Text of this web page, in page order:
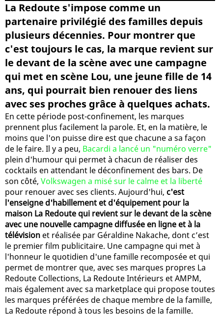
La Redoute s'impose comme un
partenaire privilégié des familles depuis
plusieurs décennies. Pour montrer que
c'est toujours le cas, la marque revient sur
le devant de la scène avec une campagne
qui met en scène Lou, une jeune fille de 14
ans, qui pourrait bien renouer des liens
avec ses proches grâce à quelques achats.
En cette période post-confinement, les marques
prennent plus facilement la parole. Et, en la matière, le
moins que l'on puisse dire est que chacune a sa façon
de le faire. Il y a peu, Bacardi a lancé un "numéro verre"
plein d'humour qui permet à chacun de réaliser des
cocktails en attendant le déconfinement des bars. De
son côté, Volkswagen a misé sur le calme et la liberté
pour renouer avec ses clients. Aujourd'hui, c'est
l'enseigne d'habillement et d'équipement pour la
maison La Redoute qui revient sur le devant de la scène
avec une nouvelle campagne diffusée en ligne et à la
télévision et réalisée par Géraldine Nakache, dont c’est
le premier film publicitaire. Une campagne qui met à
l'honneur le quotidien d'une famille recomposée et qui
permet de montrer que, avec ses marques propres La
Redoute Collections, La Redoute Intérieurs et AMPM,
mais également avec sa marketplace qui propose toutes
les marques préférées de chaque membre de la famille,
La Redoute répond à tous les besoins de la famille.